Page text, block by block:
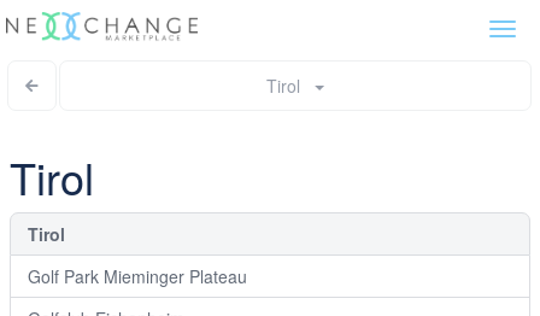
Tirol
Tirol
Tirol
Golf Park Mieminger Plateau